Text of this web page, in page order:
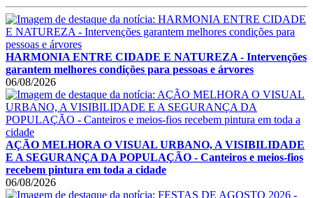
HARMONIA ENTRE CIDADE E NATUREZA - Intervenções
garantem melhores condições para pessoas e árvores
06/08/2026
AÇÃO MELHORA O VISUAL URBANO, A VISIBILIDADE
E A SEGURANÇA DA POPULAÇÃO - Canteiros e meios-fios
recebem pintura em toda a cidade
06/08/2026